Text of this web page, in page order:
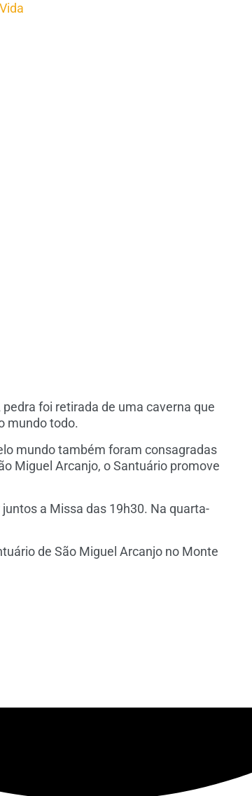
foi retirada de uma caverna que
mundo todo.
mundo também foram consagradas
Miguel Arcanjo, o Santuário promove
a Missa das 19h30. Na quarta-
de São Miguel Arcanjo no Monte